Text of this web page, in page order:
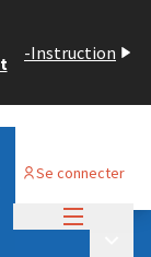
-Instruction
Se connecter